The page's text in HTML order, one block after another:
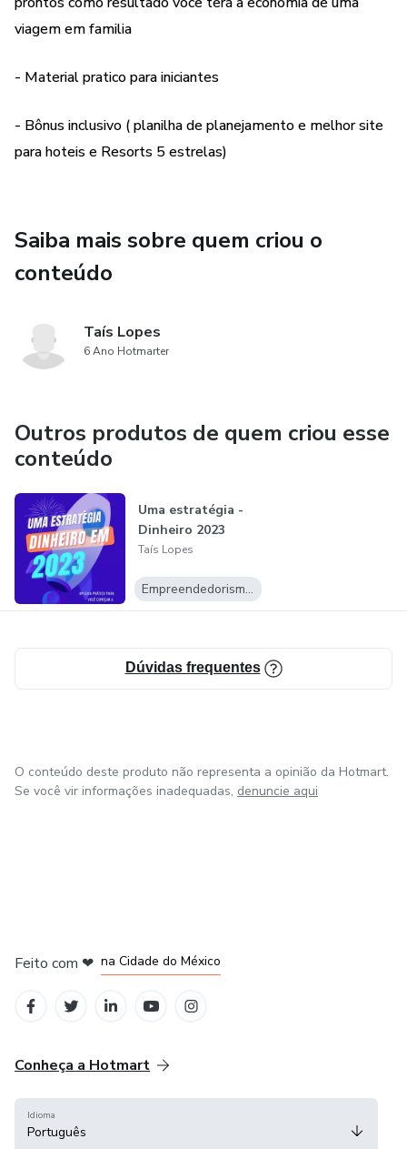
viagem em familia
- Material pratico para iniciantes
- Bônus inclusivo ( planilha de planejamento e melhor site
para hoteis e Resorts 5 estrelas)
Saiba mais sobre quem criou o
conteúdo
Taís Lopes
6 Ano Hotmarter
Outros produtos de quem criou esse
conteúdo
Uma estratégia -
Dinheiro 2023
Taís Lopes
Empreendedorismo Digital
Dúvidas frequentes
O conteúdo deste produto não representa a opinião da Hotmart.
Se você vir informações inadequadas, denuncie aqui
Feito com ❤ na Cidade do México
Conheça a Hotmart
Idioma
Português